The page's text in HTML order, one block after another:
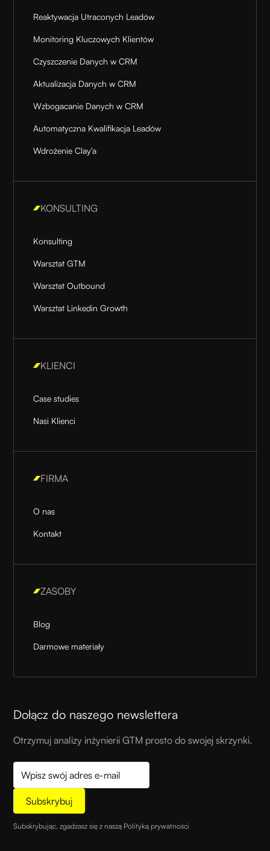
Reaktywacja Utraconych Leadów
Monitoring Kluczowych Klientów
Czyszczenie Danych w CRM
Aktualizacja Danych w CRM
Wzbogacanie Danych w CRM
Automatyczna Kwalifikacja Leadów
Wdrożenie Clay'a
KONSULTING
Konsulting
Warsztat GTM
Warsztat Outbound
Warsztat Linkedin Growth
KLIENCI
Case studies
Nasi Klienci
FIRMA
O nas
Kontakt
ZASOBY
Blog
Darmowe materiały
Dołącz do naszego newslettera
Otrzymuj analizy inżynierii GTM prosto do swojej skrzynki.
Subskrybując, zgadzasz się z naszą Polityką prywatności